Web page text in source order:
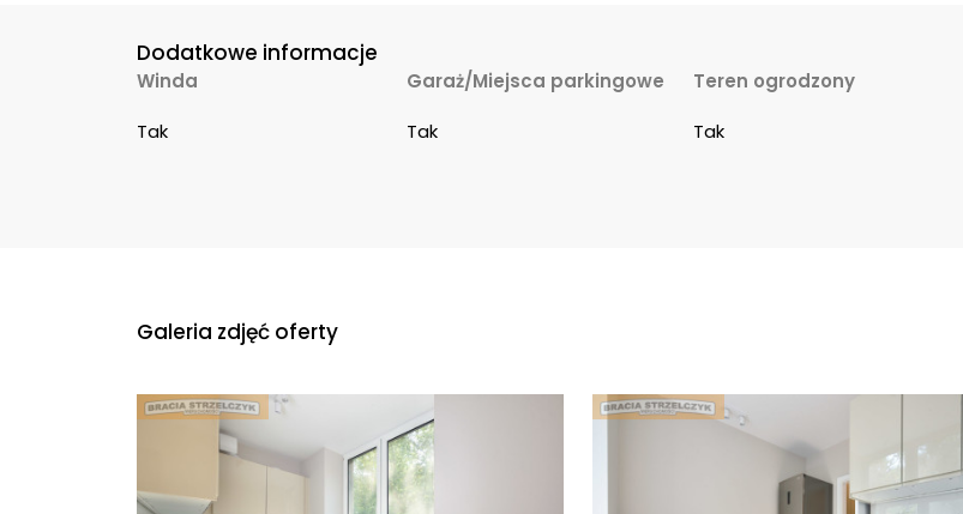
Dodatkowe informacje
Winda
Tak
Garaż/Miejsca parkingowe
Tak
Teren ogrodzony
Tak
Galeria zdjęć oferty